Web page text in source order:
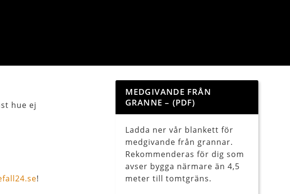
hue ej
!
MEDGIVANDE FRÅN
GRANNE – (PDF)
Ladda ner vår blankett för
medgivande från grannar.
Rekommenderas för dig som
avser bygga närmare än 4,5
meter till tomtgräns.